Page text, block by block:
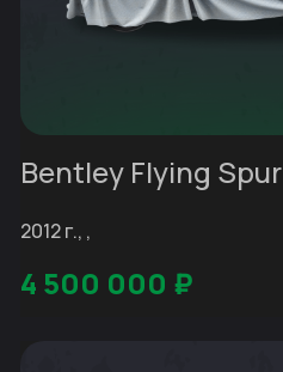
Bentley Flying Spur
2012 г., ,
4 500 000 ₽